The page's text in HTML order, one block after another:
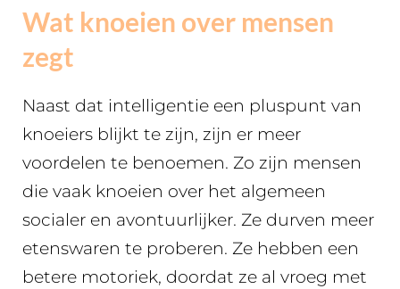
Wat knoeien over mensen
zegt
Naast dat intelligentie een pluspunt van
knoeiers blijkt te zijn, zijn er meer
voordelen te benoemen. Zo zijn mensen
die vaak knoeien over het algemeen
socialer en avontuurlijker. Ze durven meer
etenswaren te proberen. Ze hebben een
betere motoriek, doordat ze al vroeg met